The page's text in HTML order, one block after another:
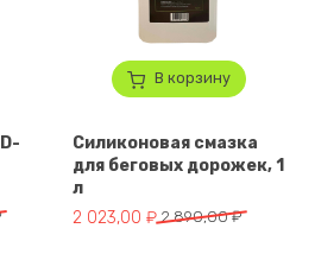
191 815,00 ₽.
₽.
В корзину
Силиконовая смазка
для беговых дорожек, 1
л
2 890,00₽
Первоначальная цена
2 023,00 ₽
Текущая цена: 2 023,00 ₽.